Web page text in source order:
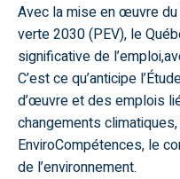
Avec la mise en œuvre du
verte 2030(PEV), le
significative de
C’est ce qu’anticipe l’
d’œuvre et des emplois
changements climatiques
EnviroCompétences, le
de l’environnement.